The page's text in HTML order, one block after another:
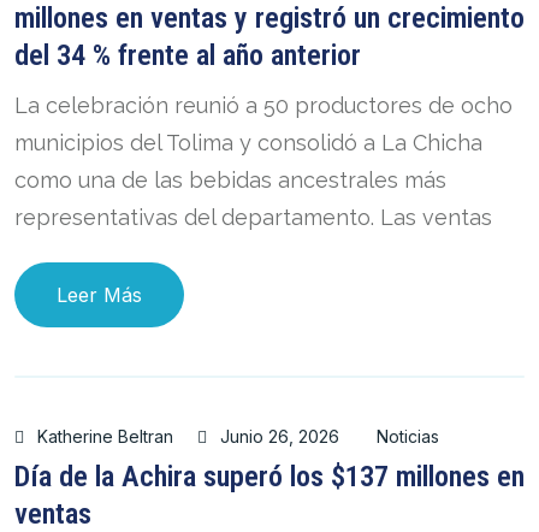
millones en ventas y registró un crecimiento
del 34 % frente al año anterior
La celebración reunió a 50 productores de ocho
municipios del Tolima y consolidó a La Chicha
como una de las bebidas ancestrales más
representativas del departamento. Las ventas
Leer Más
Katherine Beltran Junio 26, 2026 Noticias
Día de la Achira superó los $137 millones en
ventas